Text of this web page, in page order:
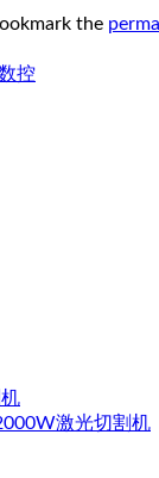
the
控
激光切割机